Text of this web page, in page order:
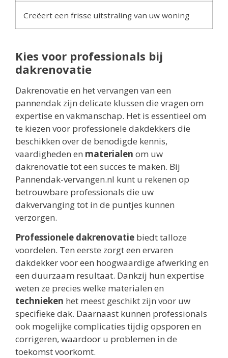
Creëert een frisse uitstraling van uw woning
Kies voor professionals bij
dakrenovatie
Dakrenovatie en het vervangen van een
pannendak zijn delicate klussen die vragen om
expertise en vakmanschap. Het is essentieel om
te kiezen voor professionele dakdekkers die
beschikken over de benodigde kennis,
vaardigheden en materialen om uw
dakrenovatie tot een succes te maken. Bij
Pannendak-vervangen.nl kunt u rekenen op
betrouwbare professionals die uw
dakvervanging tot in de puntjes kunnen
verzorgen.
Professionele dakrenovatie biedt talloze
voordelen. Ten eerste zorgt een ervaren
dakdekker voor een hoogwaardige afwerking en
een duurzaam resultaat. Dankzij hun expertise
weten ze precies welke materialen en
technieken het meest geschikt zijn voor uw
specifieke dak. Daarnaast kunnen professionals
ook mogelijke complicaties tijdig opsporen en
corrigeren, waardoor u problemen in de
toekomst voorkomt.